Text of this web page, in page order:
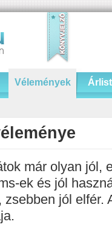
Vélemények
már olyan jól,
ek és jól
zsebben jól elfér.